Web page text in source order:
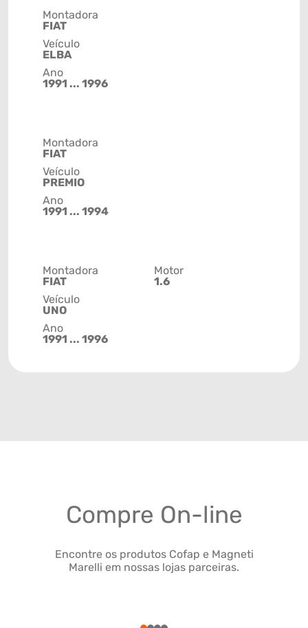
Montadora
FIAT
Veículo
ELBA
Ano
1991 ... 1996
Montadora
FIAT
Veículo
PREMIO
Ano
1991 ... 1994
Montadora
FIAT
Veículo
UNO
Ano
1991 ... 1996
Motor
1.6
Compre On-line
Encontre os produtos Cofap e Magneti
Marelli em nossas lojas parceiras.